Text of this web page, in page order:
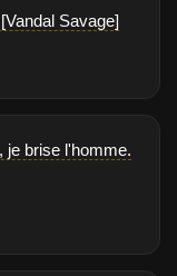
Savage]
je brise l'homme.